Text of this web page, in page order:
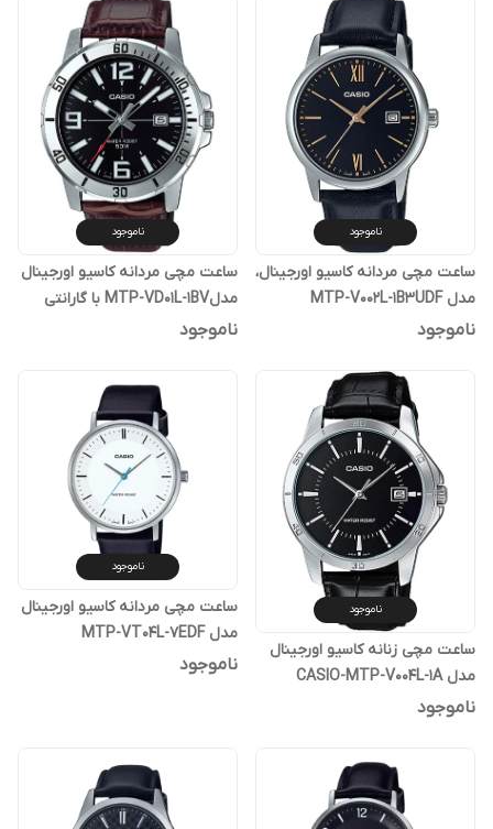
ناموجود
ساعت مچی مردانه کاسیو اورجینال،
مدل MTP-V002L-1B3UDF
ناموجود
ناموجود
ساعت مچی مردانه کاسیو اورجینال
مدلMTP-VD01L-1BV با گارانتی
یکساله پوزیترون
ناموجود
ناموجود
ساعت مچی زنانه کاسیو اورجینال
مدل CASIO-MTP-V004L-1A
ناموجود
ناموجود
ساعت مچی مردانه کاسیو اورجینال
مدل MTP-VT04L-7EDF
ناموجود